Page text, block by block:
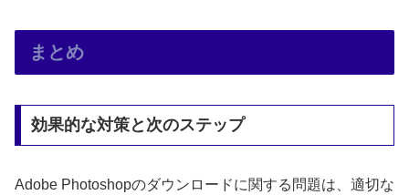
まとめ
効果的な対策と次のステップ
Adobe Photoshopのダウンロードに関する問題は、適切な